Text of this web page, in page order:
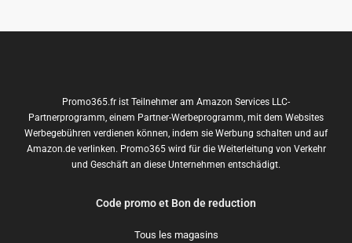
Promo365.fr ist Teilnehmer am Amazon Services LLC-
Partnerprogramm, einem Partner-Werbeprogramm, mit dem Websites
Werbegebühren verdienen können, indem sie Werbung schalten und auf
Amazon.de verlinken. Promo365 wird für die Weiterleitung von Verkehr
und Geschäft an diese Unternehmen entschädigt.
Code promo et Bon de reduction
Tous les magasins